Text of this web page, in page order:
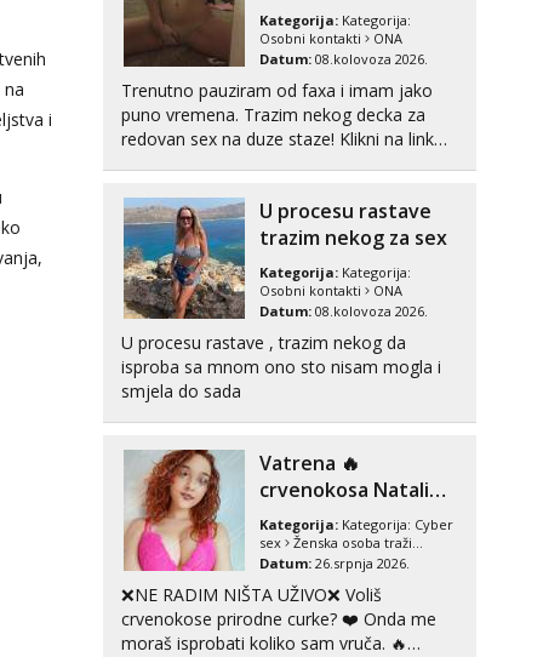
i
Učiteljica iz predgrađa traži...
Tel: 064/677-677- Kod: #160
tel:0,93€ - mob:1,12€ min
Snježana
Razgovaram :)
tel:0,93€ - mob:1,12€ min
Obavijesti me kada se oslobodi
Biljana
Razgovaram :)
- Kod: #132
tel:0,93€ - mob:1,12€ min
Obavijesti me kada se oslobodi
Alisa
064/677-677
- Kod: #106
tel:0,93€ - mob:1,12€ min
Vanesa
Čekam tvoj poziv!
Tel: 064/677-677 - Kod: #74
tel:0,93€ - mob:1,12€ min
Kategorija: Kategorija:
Osobni kontakti
ONA
Datum: 08.kolovoza 2026.
Trenutno pauziram od faxa i imam jako
puno vremena. Trazim nekog decka za
redovan sex na duze staze! Klikni na link
U procesu rastave
trazim nekog za sex
Kategorija: Kategorija:
Osobni kontakti
ONA
Datum: 08.kolovoza 2026.
U procesu rastave , trazim nekog da
isproba sa mnom ono sto nisam mogla i
smjela do sada
Vatrena ‎️‍🔥
crvenokosa Natali
(21) ‎️‍🔥 vruča‎ ️‍🔥
ONLINE ZABAVA
Kategorija: Kategorija: Cyber
sex
Ženska osoba traži
mušku osobu
Datum: 26.srpnja 2026.
❌NE RADIM NIŠTA UŽIVO❌ Voliš
crvenokose prirodne curke? ❤️ Onda me
moraš isprobati koliko sam vruča.‎ ️‍🔥